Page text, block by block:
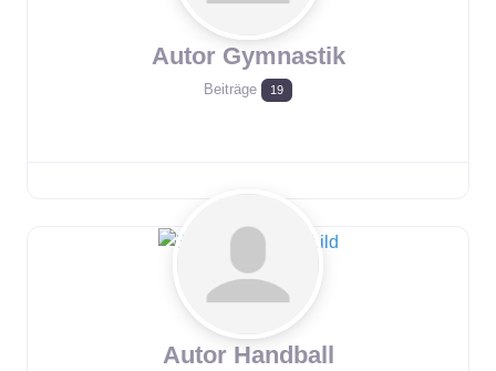
Autor Gymnastik
Beiträge 19
Autor Handball